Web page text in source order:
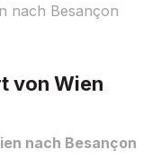
nach Besançon
von Wien
nach Besançon